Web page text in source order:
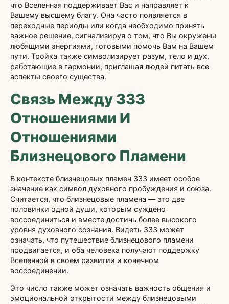
что Вселенная поддерживает Вас и направляет к
Вашему высшему благу. Она часто появляется в
переходные периоды или когда необходимо принять
важное решение, сигнализируя о том, что Вы окружены
любящими энергиями, готовыми помочь Вам на Вашем
пути. Тройка также символизирует разум, тело и дух,
работающие в гармонии, приглашая людей питать все
аспекты своего существа.
Связь Между 333
Отношениями И
Отношениями
Близнецового Пламени
В контексте близнецовых пламен 333 имеет особое
значение как символ духовного пробуждения и союза.
Считается, что близнецовые пламена — это две
половинки одной души, которым суждено
воссоединиться и вместе достичь более высокого
уровня духовного сознания. Видеть 333 может
означать, что путешествие близнецового пламени
продвигается, и оба человека получают поддержку
Вселенной в своем развитии и конечном
воссоединении.
Это число также может означать важность общения и
эмоциональной открытости между близнецовыми